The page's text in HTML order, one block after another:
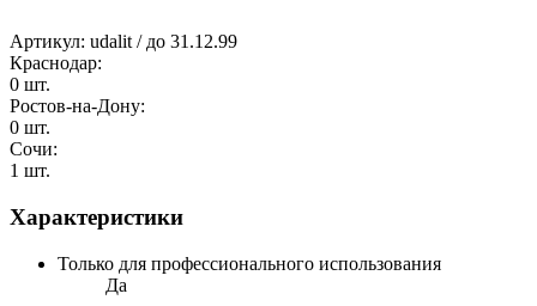
Артикул: udalit / до 31.12.99
Краснодар:
0 шт.
Ростов-на-Дону:
0 шт.
Сочи:
1 шт.
Характеристики
Только для профессионального использования
Да